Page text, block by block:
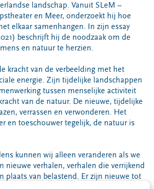
landschap. Vanuit SLeM –
en Meer, onderzoekt hij hoe
elkaar samenhangen. In zijn essay
beschrijft hij de noodzaak om de
en natuur te herzien.
kracht van de verbeelding met het
energie. Zijn tijdelijke landschappen
tussen menselijke activiteit
van de natuur. De nieuwe, tijdelijke
verrassen en verwonderen. Het
en toeschouwer tegelijk, de natuur is
kunnen wij alleen veranderen als we
nieuwe verhalen, verhalen die verrijkend
plaats van belastend. Er zijn nieuwe tot